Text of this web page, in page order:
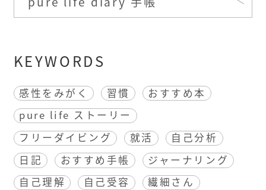
KEYWORDS
感性をみがく 習慣
おすすめ本
pure life ストーリー
フリーダイビング
就活
自己分析
日記
おすすめ手帳
ジャーナリング
自己理解
自己受容
繊細さん